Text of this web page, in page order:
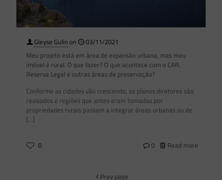
Gleyse Gulin on
03/11/2021
Meu projeto está em área de expansão urbana, mas meu
imóvel é rural. O que fazer? O que acontece com o CAR,
Reserva Legal e outras áreas de preservação?
Conforme as cidades vão crescendo, os planos diretores são
revisados e regiões que antes eram tomadas por
propriedades rurais passam a integrar áreas urbanas ou de
[…]
0 0 Read more
Prev page